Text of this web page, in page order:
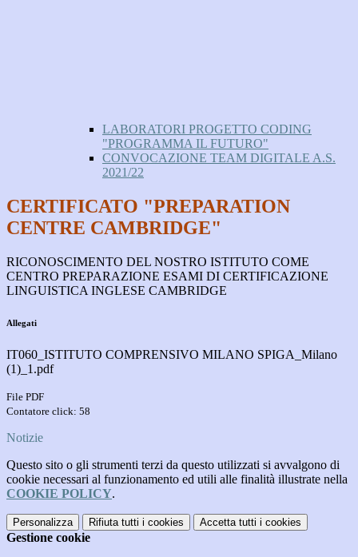
LABORATORI PROGETTO CODING
"PROGRAMMA IL FUTURO"
CONVOCAZIONE TEAM DIGITALE A.S.
2021/22
CERTIFICATO "PREPARATION
CENTRE CAMBRIDGE"
RICONOSCIMENTO DEL NOSTRO ISTITUTO COME
CENTRO PREPARAZIONE ESAMI DI CERTIFICAZIONE
LINGUISTICA INGLESE CAMBRIDGE
Allegati
IT060_ISTITUTO COMPRENSIVO MILANO SPIGA_Milano
(1)_1.pdf
File PDF
Contatore click: 58
Notizie
Questo sito o gli strumenti terzi da questo utilizzati si avvalgono di
cookie necessari al funzionamento ed utili alle finalità illustrate nella
COOKIE POLICY.
Personalizza Rifiuta tutti i cookies Accetta tutti i cookies
Gestione cookie